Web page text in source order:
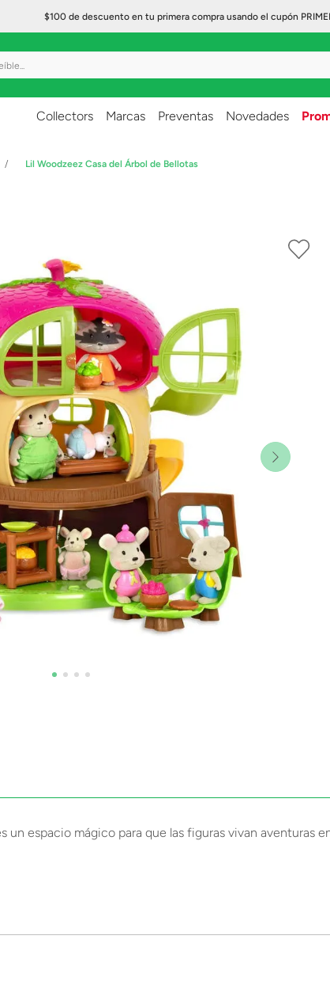
$100 de descuento en tu primera compra usando el cupón
Collectors Marcas Preventas Novedades
Lil Woodzeez Casa del Árbol de Bellotas
un espacio mágico para que las figuras vivan aventuras